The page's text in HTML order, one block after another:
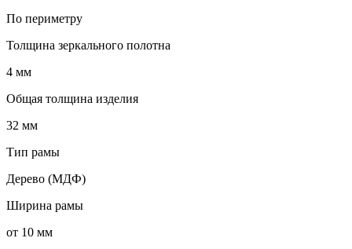
По периметру
Толщина зеркального полотна
4 мм
Общая толщина изделия
32 мм
Тип рамы
Дерево (МДФ)
Ширина рамы
от 10 мм